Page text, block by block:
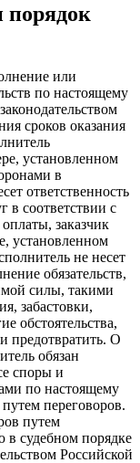
порядок
или
по настоящему
сроков оказания
установленном
в
ответственность
в соответствии с
заказчик
установленном
не несет
обязательств,
силы, такими
забастовки,
обстоятельства,
предотвратить. О
обязан
споры и
по настоящему
переговоров.
путем
в судебном порядке
Российской